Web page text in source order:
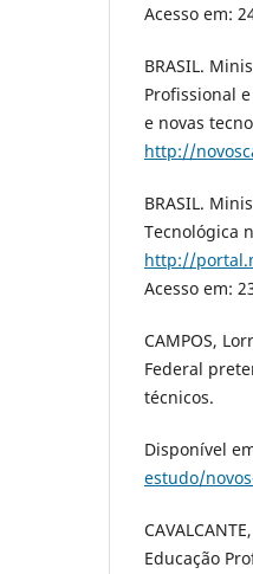
Acesso em:
BRASIL.
Profissional
e novas
http://
BRASIL.
Tecnológica
http://
Acesso em:
CAMPOS,
Federal
técnicos.
Disponível
estudo/
Educação